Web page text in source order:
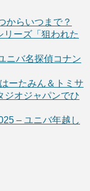
からいつまで？
リーズ「狙われた
ニバ名探偵コナン
ーたみん＆トミサ
ジオジャパンでひ
– ユニバ年越し